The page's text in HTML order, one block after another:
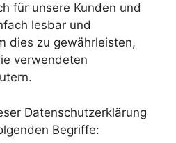
für unsere Kunden und
lesbar und
dies zu gewährleisten,
verwendeten
Datenschutzerklärung
Begriffe: